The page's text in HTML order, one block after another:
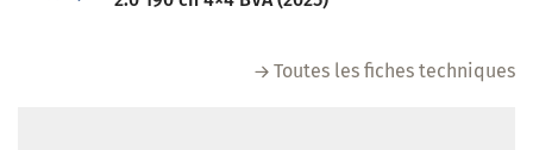
Toutes les fiches techniques